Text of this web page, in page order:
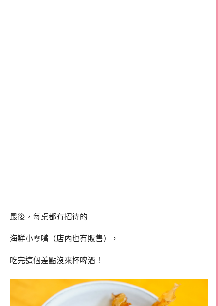
最後，每桌都有招待的
海鮮小零嘴（店內也有販售），
吃完這個差點沒來杯啤酒！